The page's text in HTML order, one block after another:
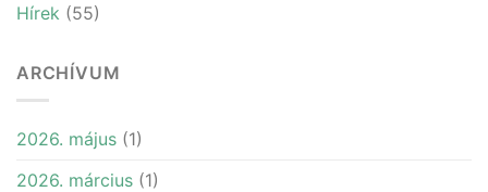
Hírek (55)
ARCHÍVUM
2026. május (1)
2026. március (1)